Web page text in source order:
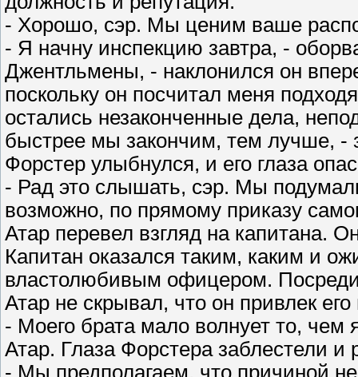
- Хорошо, сэр. Мы ценим ваше
- Я начну инспекцию завтра, -
Джентльмены, - наклонился он
поскольку он посчитал меня
остались незаконченные дела,
быстрее мы закончим, тем лучше, -
Форстер улыбнулся, и его глаза
- Рад это слышать, сэр. Мы
возможно, по прямому приказу
Атар перевел взгляд на капитана.
Капитан оказался таким, каким и
властолюбивым офицером.
Атар не скрывал, что он привлек
- Моего брата мало волнует то,
Атар. Глаза Форстера заблестели и
- Мы предполагаем, что причиной